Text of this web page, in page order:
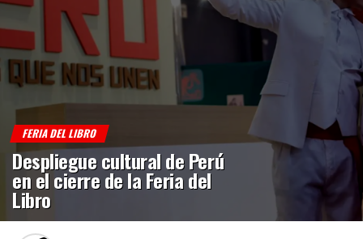
FERIA DEL LIBRO
Despliegue cultural de Perú
en el cierre de la Feria del
Libro